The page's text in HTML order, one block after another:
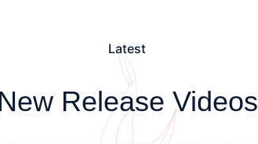
Latest
New Release Videos